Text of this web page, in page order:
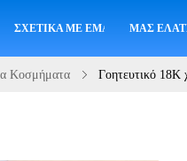
ΣΧΕΤΙΚΆ ΜΕ ΕΜΆΣ ΜΑΣ
Κοσμήματα Γοητευτικό 18K